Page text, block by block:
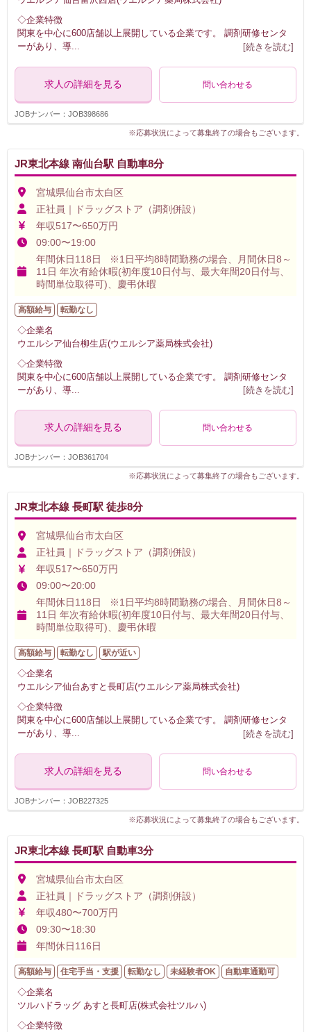
◇企業特徴
関東を中心に600店舗以上展開している企業です。 調剤研修センタ
ーがあり、導... [続きを読む]
求人の詳細を見る 問い合わせる
JOBナンバー：JOB398686
※応募状況によって募集終了の場合もございます。
JR東北本線 南仙台駅 自動車8分
宮城県仙台市太白区
正社員｜ドラッグストア（調剤併設）
年収517〜650万円
09:00〜19:00
年間休日118日 ※1日平均8時間勤務の場合、月間休日8～
11日 年次有給休暇(初年度10日付与、最大年間20日付与、
時間単位取得可)、慶弔休暇
高額給与 転勤なし
◇企業名
ウエルシア仙台柳生店(ウエルシア薬局株式会社)
◇企業特徴
関東を中心に600店舗以上展開している企業です。 調剤研修センタ
ーがあり、導
[続きを読む]
求人の詳細を見る 問い合わせる
JOBナンバー：JOB361704
※応募状況によって募集終了の場合もございます。
JR東北本線 長町駅 徒歩8分
宮城県仙台市太白区
正社員｜ドラッグストア（調剤併設）
年収517〜650万円
09:00〜20:00
年間休日118日 ※1日平均8時間勤務の場合、月間休日8～
11日 年次有給休暇(初年度10日付与、最大年間20日付与、
時間単位取得可)、慶弔休暇
高額給与 転勤なし 駅が近い
◇企業名
ウエルシア仙台あすと長町店(ウエルシア薬局株式会社)
◇企業特徴
関東を中心に600店舗以上展開している企業です。 調剤研修センタ
ーがあり、導... [続きを読む]
求人の詳細を見る 問い合わせる
JOBナンバー：JOB227325
※応募状況によって募集終了の場合もございます。
JR東北本線 長町駅 自動車3分
宮城県仙台市太白区
正社員｜ドラッグストア（調剤併設）
年収480〜700万円
09:30〜18:30
年間休日116日
高額給与 住宅手当・支援 転勤なし 未経験者OK 自動車通勤可
◇企業名
ツルハドラッグ あすと長町店(株式会社ツルハ)
◇企業特徴